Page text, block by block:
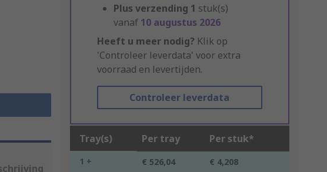
Plus verzending 1 stuk(s)
vanaf 10 augustus 2026
Heeft u meer nodig? Klik op
'Controleer leverdata' voor extra
voorraad en levertijden.
Controleer leverdata
Tray(s) Per tray Per stuk*
1 + € 526,04 € 4,208